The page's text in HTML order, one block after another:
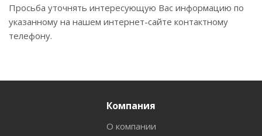
Просьба уточнять интересующую Вас информацию по
указанному на нашем интернет-сайте контактному
телефону.
Компания
О компании